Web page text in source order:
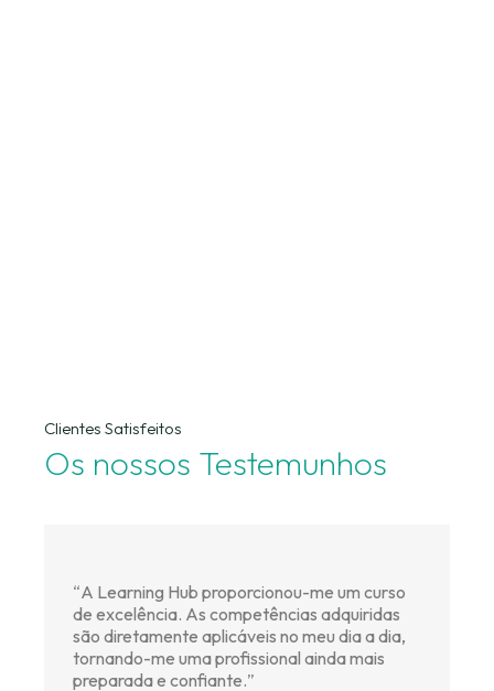
Clientes Satisfeitos
Os nossos Testemunhos
“A Learning Hub proporcionou-me um curso
de excelência. As competências adquiridas
são diretamente aplicáveis no meu dia a dia,
tornando-me uma profissional ainda mais
preparada e confiante.”